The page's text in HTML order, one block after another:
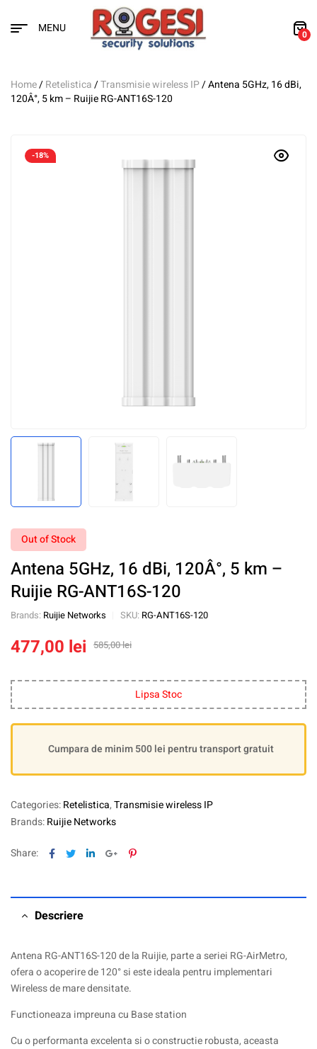
MENU 0
Home/Retelistica/Transmisie wireless IP/ Antena 5GHz, 16 dBi,
120Â°, 5 km – Ruijie RG-ANT16S-120
-18%
Out of Stock
Antena 5GHz, 16 dBi, 120Â°, 5 km –
Ruijie RG-ANT16S-120
Brands: Ruijie Networks SKU: RG-ANT16S-120
585,00lei
477,00 lei
Lipsa Stoc
Cumpara de minim 500 lei pentru transport gratuit
Categories:Retelistica,Transmisie wireless IP
Brands:Ruijie Networks
Share: Facebook
TwitterLinkedinGoogle+Pinterest
Descriere
Antena RG-ANT16S-120 de la Ruijie, parte a seriei RG-AirMetro,
ofera o acoperire de 120° si este ideala pentru implementari
Wireless de mare densitate.
Functioneaza impreuna cu Base station
Cu o performanta excelenta si o constructie robusta, aceasta